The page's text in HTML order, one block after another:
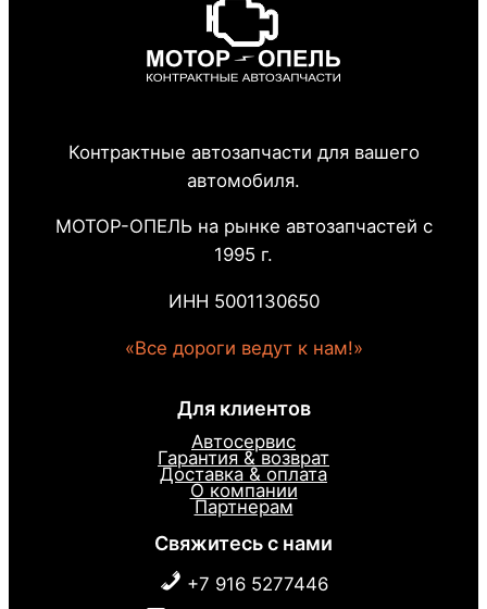
Контрактные автозапчасти для вашего
автомобиля.
МОТОР-ОПЕЛЬ на рынке автозапчастей с
1995 г.
ИНН 5001130650
«Все дороги ведут к нам!»
Для клиентов
Автосервис
Гарантия & возврат
Доставка & оплата
О компании
Партнерам
Свяжитесь с нами
+7 916 5277446